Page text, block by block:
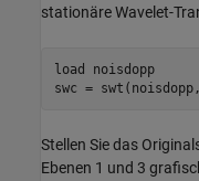
stationäre Wavelet-
load
noisdopp
swc =
Stellen Sie das
Ebenen 1 und 3